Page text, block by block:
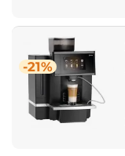
-21%